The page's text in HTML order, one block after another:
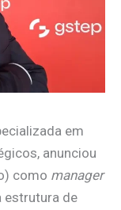
em
anunciou
como manager
estrutura de